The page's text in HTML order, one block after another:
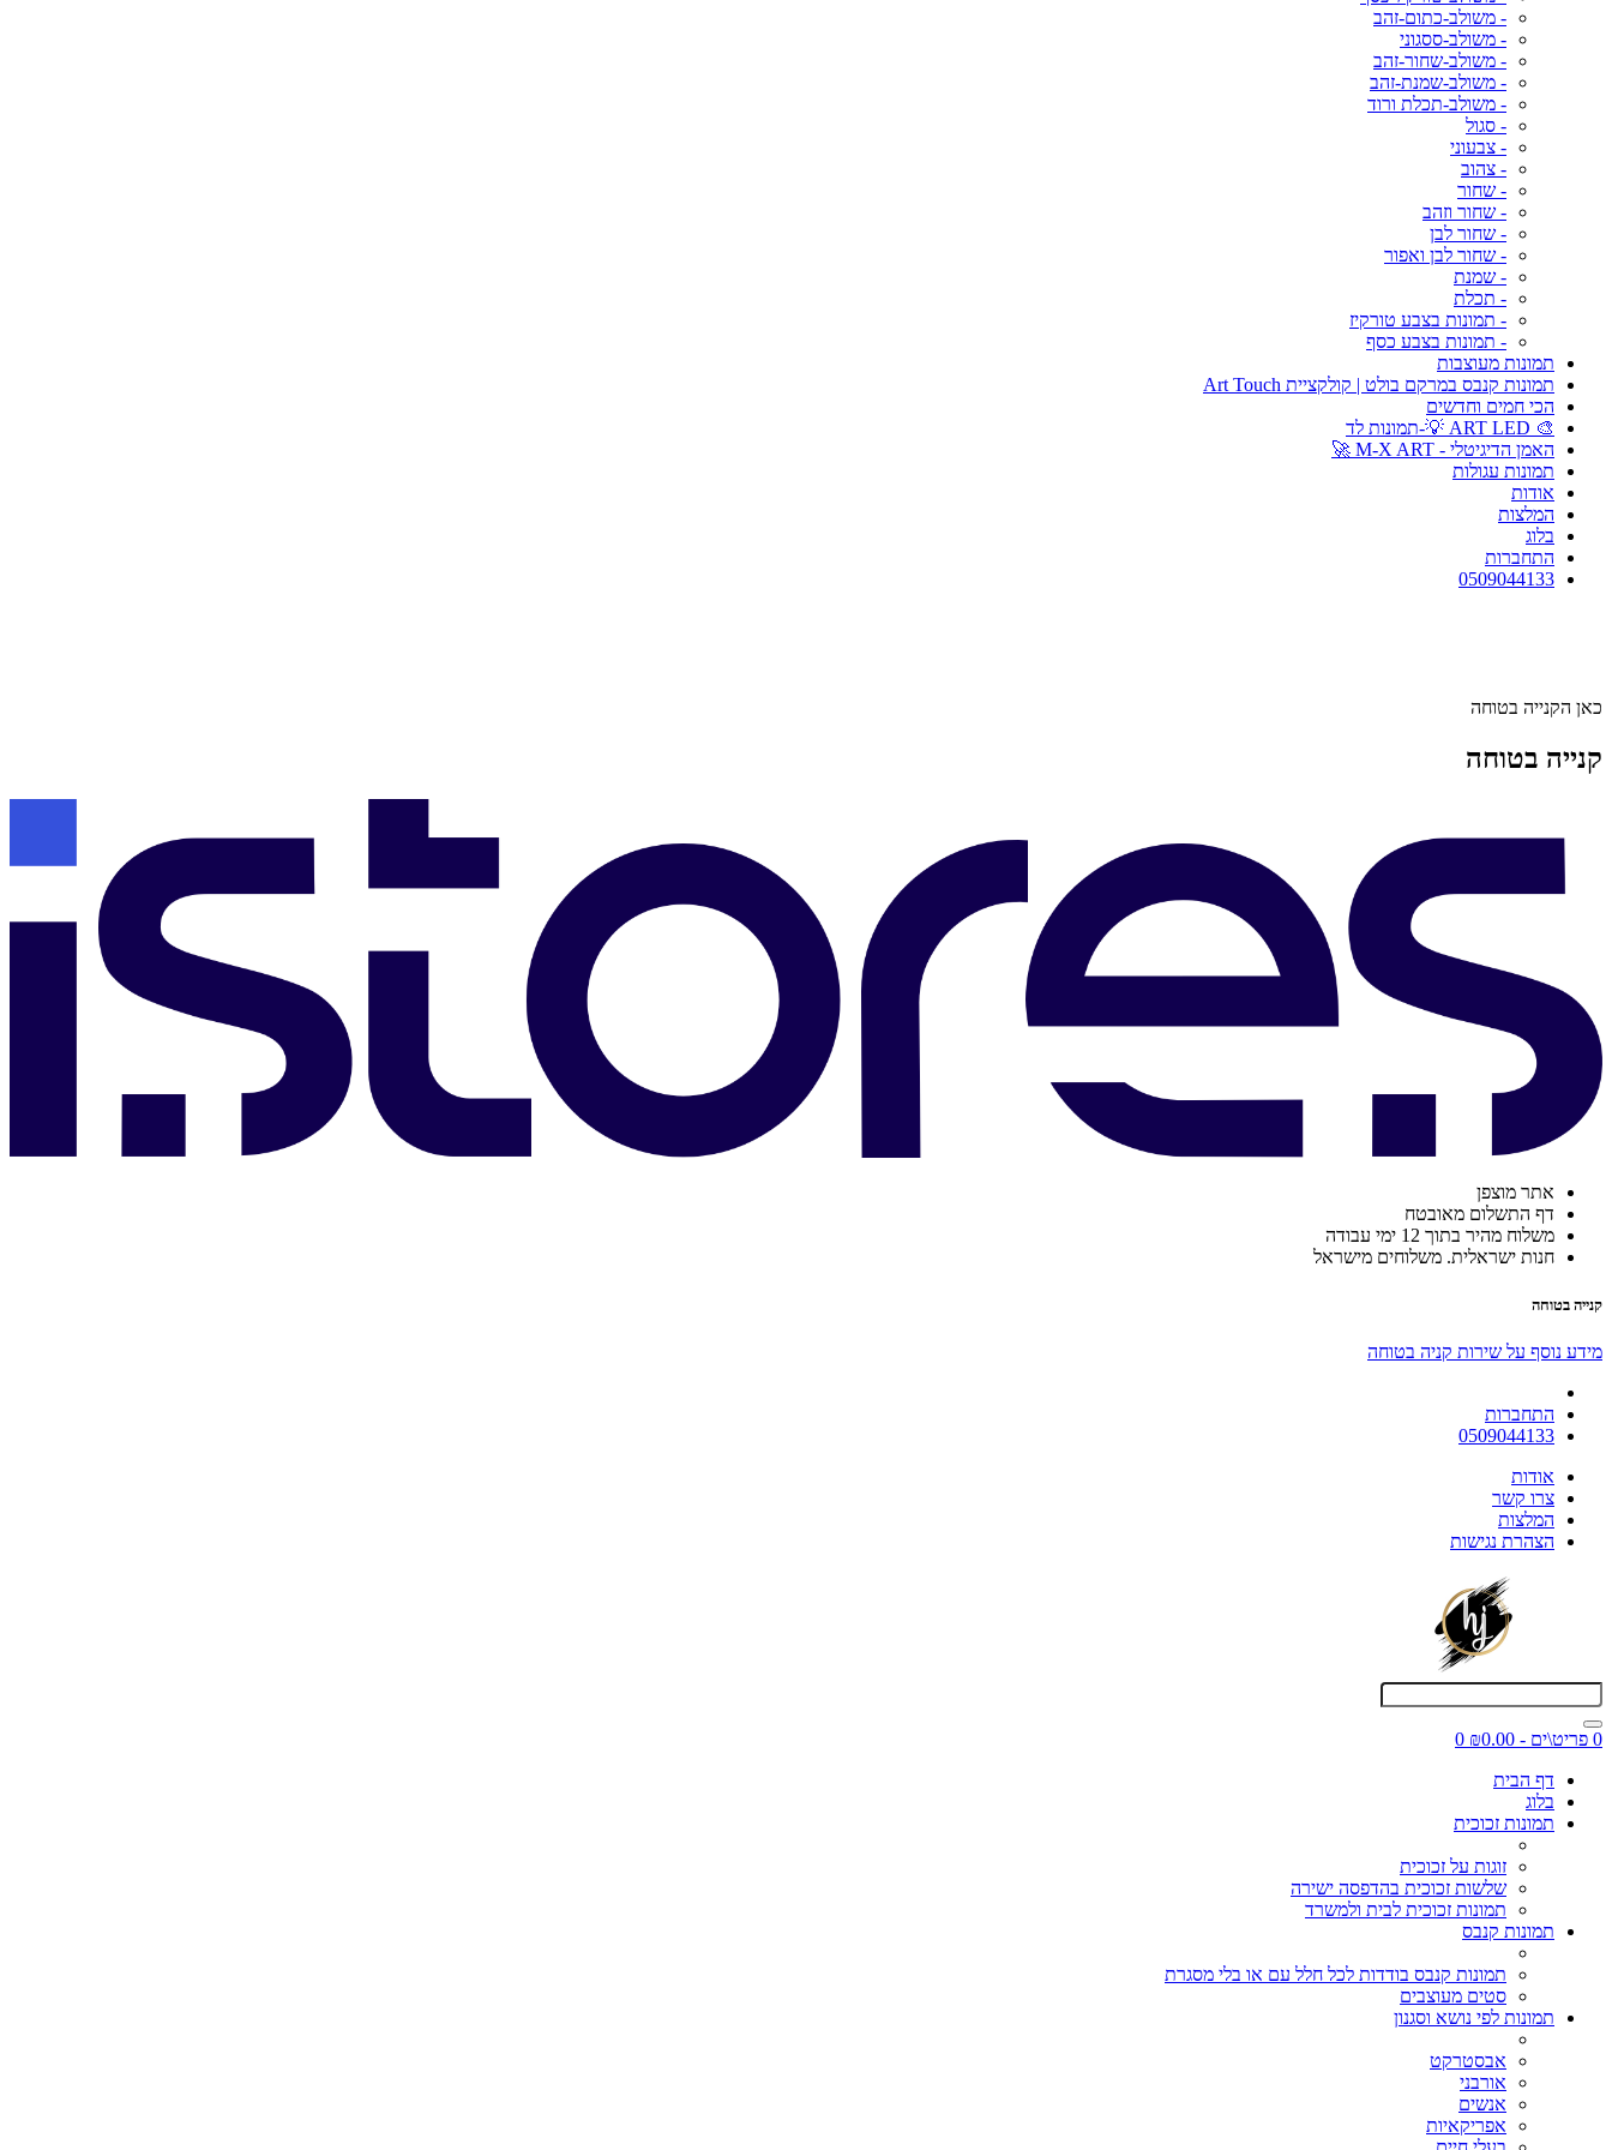
- משולב-כתום-זהב
- משולב-ססגוני
- משולב-שחור-זהב
- משולב-שמנת-זהב
- משולב-תכלת ורוד
- סגול
- צבעוני
- צהוב
- שחור
- שחור וזהב
- שחור לבן
- שחור לבן ואפור
- שמנת
- תכלת
- תמונות בצבע טורקיז
- תמונות בצבע כסף
תמונות מעוצבות
תמונות קנבס במרקם בולט | קולקציית Art Touch
הכי חמים וחדשים
🎨 ART LED 💡-תמונות לד
האמן הדיגיטלי - M-X ART 🚀
תמונות עגולות
אודות
המלצות
בלוג
התחברות
0509044133
כאן הקנייה בטוחה
קנייה בטוחה
אתר מוצפן
דף התשלום מאובטח
משלוח מהיר בתוך 12 ימי עבודה
חנות ישראלית. משלוחים מישראל
קנייה בטוחה
מידע נוסף על שירות קניה בטוחה
התחברות
0509044133
אודות
צרו קשר
המלצות
הצהרת נגישות
0 פריט\ים - ₪0.00
0
דף הבית
בלוג
תמונות זכוכית
זוגות על זכוכית
שלשות זכוכית בהדפסה ישירה
תמונות זכוכית לבית ולמשרד
תמונות קנבס
תמונות קנבס בודדות לכל חלל עם או בלי מסגרת
סטים מעוצבים
תמונות לפי נושא וסגנון
אבסטרקט
אורבני
אנשים
אפריקאיות